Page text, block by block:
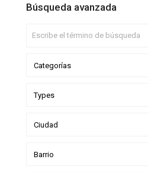
Búsqueda avanzada
Categorías
Types
Ciudad
Barrio